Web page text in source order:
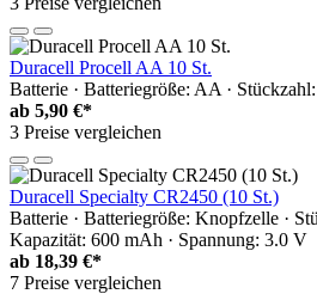
Duracell Procell AA 10 St.
Batterie · Batteriegröße: AA ·
ab 5,90 €*
3 Preise vergleichen
Duracell Specialty CR2450 (10 St.)
Batterie · Batteriegröße: Knopfzelle ·
Kapazität: 600 mAh · Spannung: 3.0 V
ab 18,39 €*
7 Preise vergleichen